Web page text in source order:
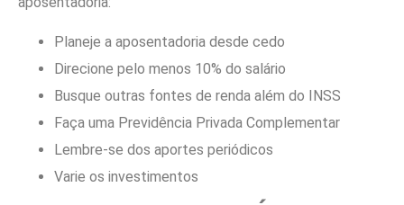
Planeje a aposentadoria desde cedo
Direcione pelo menos 10% do salário
Busque outras fontes de renda além do INSS
Faça uma Previdência Privada Complementar
Lembre-se dos aportes periódicos
Varie os investimentos